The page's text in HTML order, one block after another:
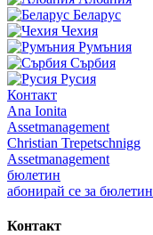
Беларус
Чехия
Румъния
Сърбия
Русия
Контакт
Ana Ionita
Assetmanagement
Christian Trepetschnigg
Assetmanagement
бюлетин
абонирай се за бюлетин
Контакт